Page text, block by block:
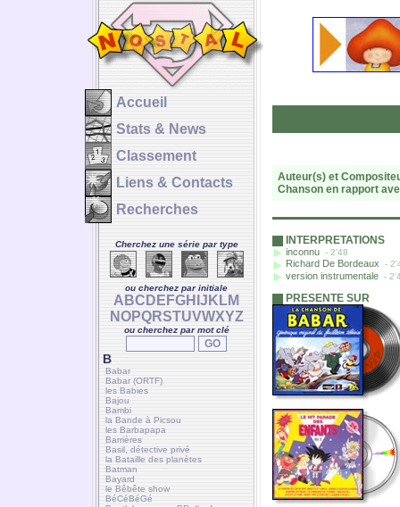
Accueil
Stats & News
Classement
Liens & Contacts
Recherches
Cherchez une série par type
ou cherchez par initiale
A BC D E FGH J K LM
NOPQRSTUVWXYZ
ou cherchez par mot clé
B
Babar
Babar (ORTF)
les Babies
Bajou
Bambi
la Bande à Picsou
les Barbapapa
Barrières
Basil, détective privé
la Bataille des planètes
Batman
Bayard
le Bêbête show
BéCéBéGé
Auteur(s) et
Chanson en rapport
INTERPRETATIONS
inconnu - 2'48
Richard De Bordeaux -
version instrumentale -
PRESENTE SUR